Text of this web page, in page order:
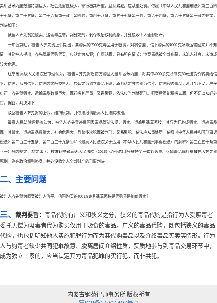
卖甲基苯丙胺数量特别巨大，社会危害性极大，罪行极其严重，且系累犯，应从重处罚。依照《中华人民共和国刑法》第三百四
十七条，第二十五条，第二十六条第一款、第四款，第四十八条，第五十七条第一款，第六十四条，第六十五条第一款之规定，
判决如下：
被告人齐先贺犯贩卖、运输毒品罪，判处死刑，剥夺政治权利终身，并处没收个人全部财产。
一审宣判后，被告人齐先贺上诉提出，其购买的3000克毒品用于吸食，对将信国、信平购买的4000克冰毒运输回来并不知
情。其辩护人提出，齐先贺属代购代买，应认定为从犯；自愿认罪，具有坦白情节；涉案毒品被全部查获，未流人社会，未造成
较大危害。
辽宁省高级人民法院经审理认为，被告人齐先贺赴南方购回大量甲基苯丙胺，将其中4000余克以每克80元送货价转卖给信
平、信国，系与信平、信国的实际交易人，应认定为独立毒品上线，原判认定齐先贺为信平、信国代购毒品，系共犯不妥，应予
纠正。齐先贺贩卖、运输毒品数量巨大，罪行极其严重，又系累犯，依法应当判处死刑。归案后虽能积极认罪，但不足以从轻处
罚。据此，判决如下：
驳回被告人齐先贺的上诉，维持原判。并依法报请最高人民法院核准。
最高人民法院经复核认为，被告人齐先贺违反国家毒品管制法规，贩卖、运输甲基苯丙胺，其行为已构成贩卖、运输毒品
罪。其贩卖、运输毒品数量大，社会危害大，且曾多次犯罪被判刑，又系累犯，依法应从重处罚。依照《中华人民共和国刑事诉
讼法》第二百三十五条、第二百三十九条①和《最高人民法院关于适用〈中华人民共和国刑事诉讼法〉的解释》第三百五十条第
（一）项的规定，裁定如下：核准辽宁省高级人民法院（2016）辽刑终315号维持第一审以贩卖、运输毒品罪判处被告人齐先贺
死刑，剥夺政治权利终身，并处没收个人全部财产的刑事判决。
二、主要问题
被告人齐先贺为同案被告人信平、信国购买的4001.8克甲基苯丙胺是代购还是加价贩卖？
三、 裁判要旨： 毒品代购有广义和狭义之分，狭义的毒品代购是指行为人受吸毒者
委托无偿为吸毒者代为购买仅用于吸食的毒品。广义的毒品代购，既包括狭义的毒品
代购，也包括明知他人实施犯罪行为而为其代购毒品以及介绍毒品买卖等情形。行为
人与购毒者缺少共同犯罪故意、脱离居间介绍性质，实质地参与到毒品交易环节中，
成为独立上家的，应当认定其为毒品犯罪的实行犯，而非共犯。
内蒙古钢苑律师事务所 版权所有